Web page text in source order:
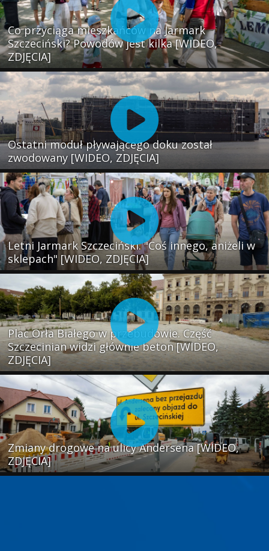
Co przyciąga mieszkańców na Jarmark
Szczeciński? Powodów jest kilka [WIDEO,
ZDJĘCIA]
Ostatni moduł pływającego doku został
zwodowany [WIDEO, ZDJĘCIA]
Letni Jarmark Szczeciński. "Coś innego, aniżeli w
sklepach" [WIDEO, ZDJĘCIA]
Plac Orła Białego w przebudowie. Część
Szczecinian widzi głównie beton [WIDEO,
ZDJĘCIA]
Zmiany drogowe na ulicy Andersena [WIDEO,
ZDJĘCIA]